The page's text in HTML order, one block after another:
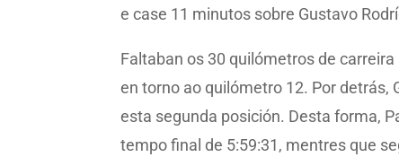
e case 11 minutos sobre Gustavo
Faltaban os 30 quilómetros de
en torno ao quilómetro 12. Por detrás,
esta segunda posición. Desta forma,
tempo final de 5:59:31, mentres que